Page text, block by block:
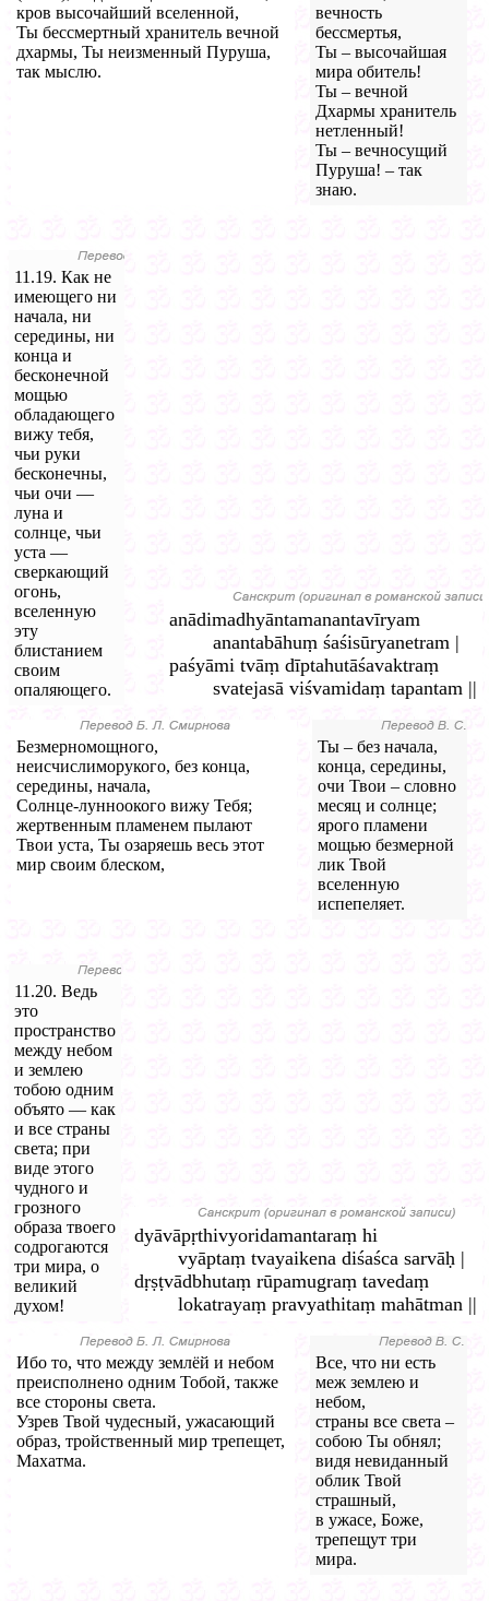
кров высочайший вселенной,
Ты бессмертный хранитель вечной
дхармы, Ты неизменный Пуруша,
так мыслю.
вечность
бессмертья,
Ты – высочайшая
мира обитель!
Ты – вечной
Дхармы хранитель
нетленный!
Ты – вечносущий
Пуруша! – так
знаю.
11.19. Как не
имеющего ни
начала, ни
середины, ни
конца и
бесконечной
мощью
обладающего
вижу тебя,
чьи руки
бесконечны,
чьи очи —
луна и
солнце, чьи
уста —
сверкающий
огонь,
вселенную
эту
блистанием
своим
опаляющего.
anādimadhyāntamanantavīryam
anantabāhuṃ śaśisūryanetram |
paśyāmi tvāṃ dīptahutāśavaktraṃ
svatejasā viśvamidaṃ tapantam ||
Безмерномощного,
неисчислиморукого, без конца,
середины, начала,
Солнце-лунноокого вижу Тебя;
жертвенным пламенем пылают
Твои уста, Ты озаряешь весь этот
мир своим блеском,
Ты – без начала,
конца, середины,
очи Твои – словно
месяц и солнце;
ярого пламени
мощью безмерной
лик Твой
вселенную
испепеляет.
11.20. Ведь
это
пространство
между небом
и землею
тобою одним
объято — как
и все страны
света; при
виде этого
чудного и
грозного
образа твоего
содрогаются
три мира, о
великий
духом!
dyāvāpṛthivyoridamantaraṃ hi
vyāptaṃ tvayaikena diśaśca sarvāḥ |
dṛṣṭvādbhutaṃ rūpamugraṃ tavedaṃ
lokatrayaṃ pravyathitaṃ mahātman ||
Ибо то, что между землёй и небом
преисполнено одним Тобой, также
все стороны света.
Узрев Твой чудесный, ужасающий
образ, тройственный мир трепещет,
Махатма.
Все, что ни есть
меж землею и
небом,
страны все света –
собою Ты обнял;
видя невиданный
облик Твой
страшный,
в ужасе, Боже,
трепещут три
мира.